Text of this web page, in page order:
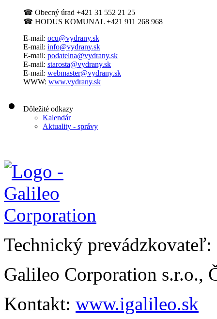
☎ Obecný úrad +421 31 552 21 25
☎ HODUS KOMUNAL +421 911 268 968
E-mail: ocu@vydrany.sk
E-mail: info@vydrany.sk
E-mail: podatelna@vydrany.sk
E-mail: starosta@vydrany.sk
E-mail: webmaster@vydrany.sk
WWW: www.vydrany.sk
Dôležité odkazy
Kalendár
Aktuality - správy
Technický prevádzkovateľ:
Galileo Corporation s.r.o.,
Kontakt: www.igalileo.sk